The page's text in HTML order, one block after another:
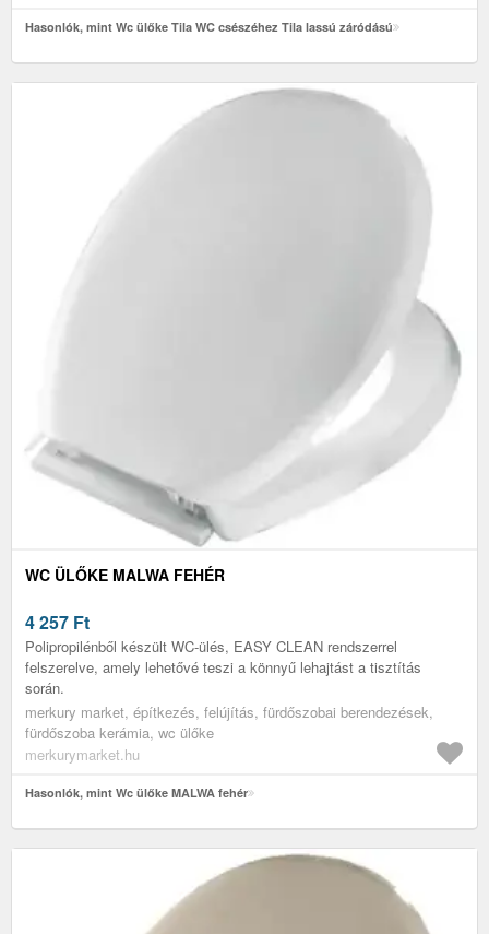
Hasonlók, mint Wc ülőke Tila WC csészéhez Tila lassú záródású
WC ÜLŐKE MALWA FEHÉR
4 257 Ft
Polipropilénből készült WC-ülés, EASY CLEAN rendszerrel
felszerelve, amely lehetővé teszi a könnyű lehajtást a tisztítás
során.
merkury market, építkezés, felújítás, fürdőszobai berendezések,
fürdőszoba kerámia, wc ülőke
merkurymarket.hu
Hasonlók, mint Wc ülőke MALWA fehér